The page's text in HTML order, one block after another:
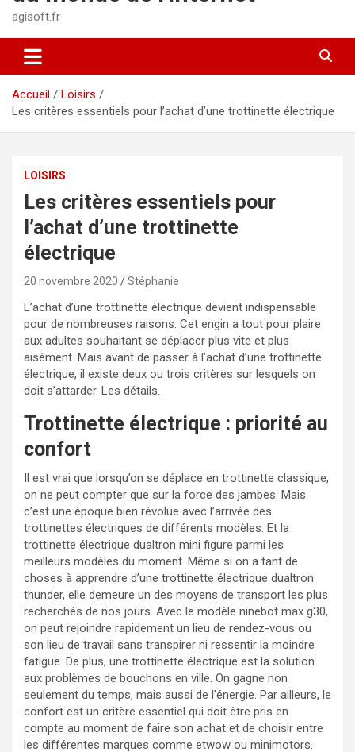
agisoft.fr
Accueil
Loisirs
Les critères essentiels pour l’achat d’une trottinette électrique
LOISIRS
Les critères essentiels pour
l’achat d’une trottinette
électrique
20 novembre 2020 Stéphanie
L’achat d’une trottinette électrique devient indispensable
pour de nombreuses raisons. Cet engin a tout pour plaire
aux adultes souhaitant se déplacer plus vite et plus
aisément. Mais avant de passer à l’achat d’une trottinette
électrique, il existe deux ou trois critères sur lesquels on
doit s’attarder. Les détails.
Trottinette électrique : priorité au
confort
Il est vrai que lorsqu’on se déplace en trottinette classique,
on ne peut compter que sur la force des jambes. Mais
c’est une époque bien révolue avec l’arrivée des
trottinettes électriques de différents modèles. Et la
trottinette électrique dualtron mini figure parmi les
meilleurs modèles du moment. Même si on a tant de
choses à apprendre d’une trottinette électrique dualtron
thunder, elle demeure un des moyens de transport les plus
recherchés de nos jours. Avec le modèle ninebot max g30,
on peut rejoindre rapidement un lieu de rendez-vous ou
son lieu de travail sans transpirer ni ressentir la moindre
fatigue. De plus, une trottinette électrique est la solution
aux problèmes de bouchons en ville. On gagne non
seulement du temps, mais aussi de l’énergie. Par ailleurs, le
confort est un critère essentiel qui doit être pris en
compte au moment de faire son achat et de choisir entre
les différentes marques comme etwow ou minimotors.